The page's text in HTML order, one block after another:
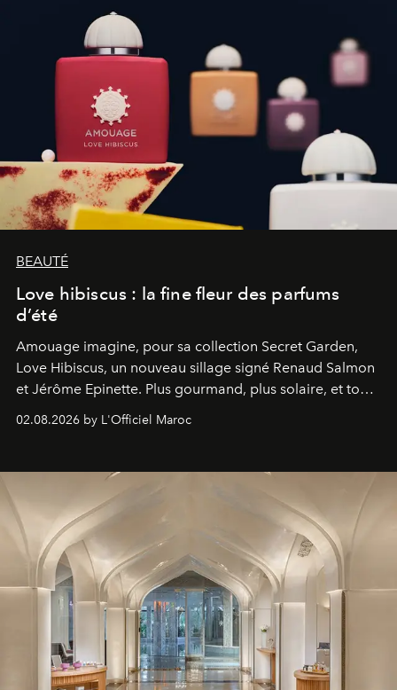
BEAUTÉ
Love hibiscus : la fine fleur des parfums
d’été
Amouage imagine, pour sa collection Secret Garden,
Love Hibiscus, un nouveau sillage signé Renaud Salmon
et Jérôme Epinette. Plus gourmand, plus solaire, et tout
02.08.2026 by L'Officiel Maroc